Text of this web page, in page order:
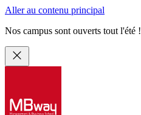
Aller au contenu principal
Nos campus sont ouverts tout l'été !